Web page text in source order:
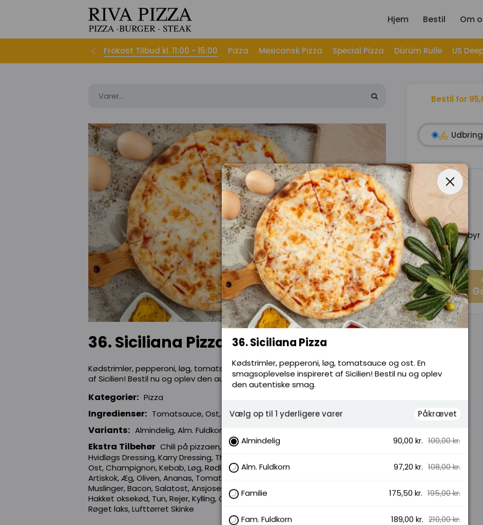
Hjem Bestil Om
Frokost Tilbud kl. 11:00 - 15:00 Pizza Mexicansk Pizza Special Pizza Dürüm Rulle US
36. Siciliana Pizza
Kødstrimler, pepperoni, løg, tomatsauce og ost. En smagsoplevelse inspireret
af Sicilien! Bestil nu og oplev den autentiske smag.
Kategorier: Pizza
Ingredienser: Tomatsauce, Ost, Kødstrimler, Løg, Pepperoni
Variants: Almindelig, Alm. Fuldkorn, Familie, Fam. Fuldkorn, Glutenfri
Ekstra Tilbehør Chili på pizzaen, Hvidløg, Karry, Creme fraiche dressing,
Hvidløgs Dressing, Karry Dressing, Thousand island dressing, Bearnaisesauce,
Ost, Champignon, Kebab, Løg, Rødløg, Paprika, Grøn peber, Capers, Rucola,
Artiskok, Æg, Oliven, Ananas, Tomatskiver, Jalapenos, Pesto, Gorgonzola,
Muslinger, Bacon, Salatost, Ansjoser, Skinke, Pepperoni, Kødsauce, Kødstrimler,
Hakket oksekød, Tun, Rejer, Kylling, Cocktailpølser, Creme fraiche og salat,
Røget laks, Lufttørret Skinke
Bestil for
Subtotal
Servicepris
Leveringsgebyr
Total
36. Siciliana Pizza
Kødstrimler, pepperoni, løg, tomatsauce og ost. En
smagsoplevelse inspireret af Sicilien! Bestil nu og oplev
den autentiske smag.
Vælg op til 1 yderligere varer Påkrævet
Almindelig 90,00 kr. 100,00 kr.
Alm. Fuldkorn 97,20 kr. 108,00 kr.
Familie 175,50 kr. 195,00 kr.
Fam. Fuldkorn 189,00 kr. 210,00 kr.